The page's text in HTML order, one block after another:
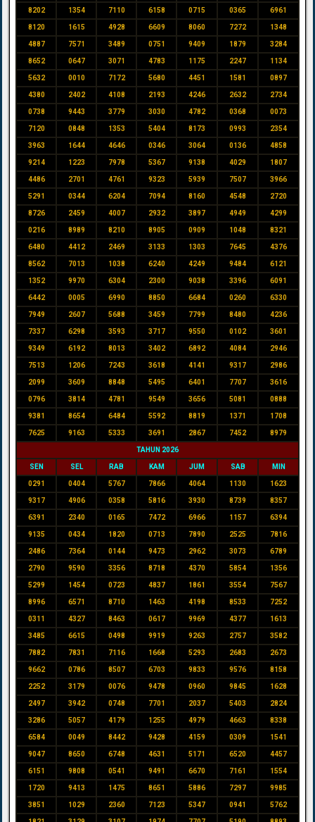
8202 1354 7110 6158 0715 0365 6961
8120 1615 4928 6609 8060 7272 1348
4887 7571 3489 0751 9409 1879 3284
8652 0647 3071 4783 1175 2247 1134
5632 0010 7172 5680 4451 1581 0897
4380 2402 4108 2193 4246 2632 2734
0738 9443 3779 3030 4782 0368 0073
7120 0848 1353 5404 8173 0993 2354
3963 1644 4646 0346 3064 0136 4858
9214 1223 7978 5367 9138 4029 1807
4486 2701 4761 9323 5939 7507 3966
5291 0344 6204 7094 8160 4548 2720
8726 2459 4007 2932 3897 4949 4299
0216 8989 8210 8905 0909 1048 8321
6480 4412 2469 3133 1303 7645 4376
8562 7013 1038 6240 4249 9484 6121
1352 9970 6304 2300 9038 3396 6091
6442 0005 6990 8850 6684 0260 6330
7949 2607 5688 3459 7799 8480 4236
7337 6298 3593 3717 9550 0102 3601
9349 6192 8013 3402 6892 4084 2946
7513 1206 7243 3618 4141 9317 2986
2099 3609 8848 5495 6401 7707 3616
0796 3814 4781 9549 3656 5081 0888
9381 8654 6484 5592 8819 1371 1708
7625 9163 5333 3691 2867 7452 8979
TAHUN 2026
SEN SEL RAB KAM JUM SAB MIN
0291 0404 5767 7866 4064 1130 1623
9317 4906 0358 5816 3930 8739 8357
6391 2340 0165 7472 6966 1157 6394
9135 0434 1820 0713 7890 2525 7816
2486 7364 0144 9473 2962 3073 6789
2790 9590 3356 8718 4370 5854 1356
5299 1454 0723 4837 1861 3554 7567
8996 6571 8710 1463 4198 8533 7252
0311 4327 8463 0617 9969 4377 1613
3485 6615 0498 9919 9263 2757 3582
7882 7831 7116 1668 5293 2683 2673
9662 0786 8507 6703 9833 9576 8158
2252 3179 0076 9478 0960 9845 1628
2497 3942 0748 7701 2037 5403 2824
3286 5057 4179 1255 4979 4663 8338
6584 0049 8442 9428 4159 0309 1541
9047 8650 6748 4631 5171 6520 4457
6151 9808 0541 9491 6670 7161 1554
1720 9413 1475 8651 5886 7297 9985
3851 1029 2360 7123 5347 0941 5762